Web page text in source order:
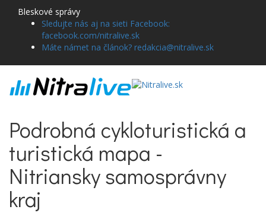
Bleskové správy
Sledujte nás aj na sieti Facebook:
facebook.com/nitralive.sk
Máte námet na článok? redakcia@nitralive.sk
Podrobná cykloturistická a
turistická mapa -
Nitriansky samosprávny
kraj